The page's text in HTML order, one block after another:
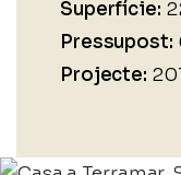
Superfície:
Pressupost:
Projecte: